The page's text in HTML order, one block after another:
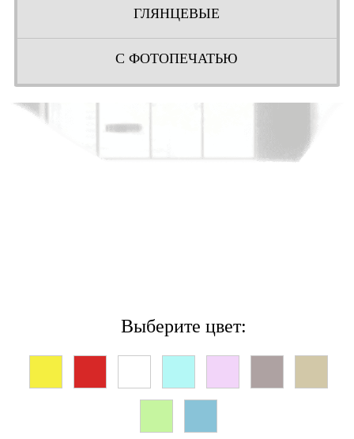
ГЛЯНЦЕВЫЕ
С ФОТОПЕЧАТЬЮ
Выберите цвет: